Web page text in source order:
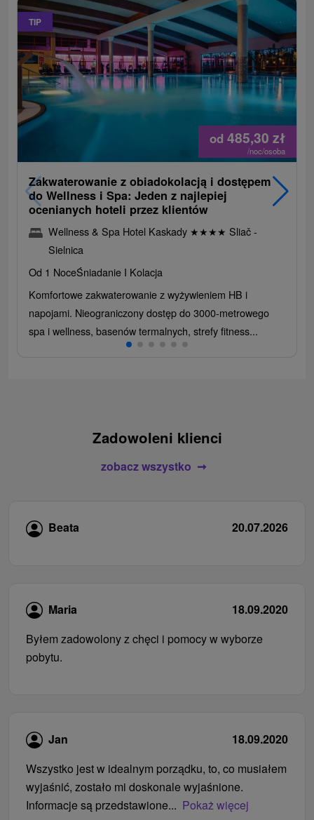
TIP
od 485,30 zł
/noc/osoba
Zakwaterowanie z obiadokolacją i dostępem
do Wellness i Spa: Jeden z najlepiej
ocenianych hoteli przez klientów
Wellness & Spa Hotel Kaskady ★★★★ Sliač -
Sielnica
Od 1 NoceŚniadanie I Kolacja
Komfortowe zakwaterowanie z wyżywieniem HB i
napojami. Nieograniczony dostęp do 3000-metrowego
spa i wellness, basenów termalnych, strefy fitness...
Zadowoleni klienci
zobacz wszystko
Beata 20.07.2026
Maria
18.09.2020
Byłem zadowolony z chęci i pomocy w wyborze
pobytu.
Jan
18.09.2020
Wszystko jest w idealnym porządku, to, co musiałem
wyjaśnić, zostało mi doskonale wyjaśnione.
Informacje są przedstawione... Pokaż więcej